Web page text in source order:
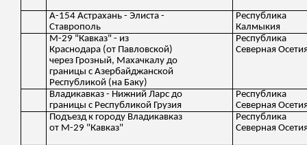
А-154 Астрахань - Элиста -
Ставрополь
Республика
Калмыкия
М-29 "Кавказ" - из
Краснодара (от Павловской)
через Грозный, Махачкалу до
границы с Азербайджанской
Республикой (на Баку)
Республика
Северная
Владикавказ - Нижний Ларс до
границы с Республикой Грузия
Республика
Северная
Подъезд к городу Владикавказ
от М-29 "Кавказ"
Республика
Северная